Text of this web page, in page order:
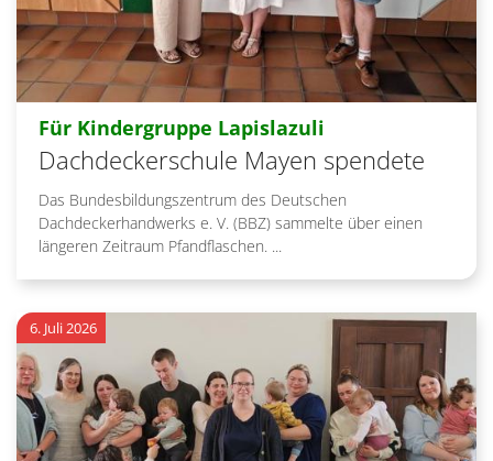
Für Kindergruppe Lapislazuli
Dachdeckerschule Mayen spendete
Das Bundesbildungszentrum des Deutschen
Dachdeckerhandwerks e. V. (BBZ) sammelte über einen
längeren Zeitraum Pfandflaschen. ...
6. Juli 2026